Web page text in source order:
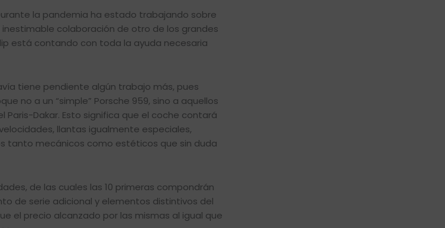
la pandemia ha estado trabajando sobre
colaboración de otro de los grandes
está contando con toda la ayuda necesaria
tiene pendiente algún trabajo más, pues
no a un “simple” Porsche 959, sino a aquellos
Dakar. Esto significa que el coche contará
llantas igualmente especiales,
tanto mecánicos como estéticos que sin duda
de las cuales las 10 primeras compondrán
de serie adicional y elementos distintivos del
el precio alcanzado por las mismas al igual que